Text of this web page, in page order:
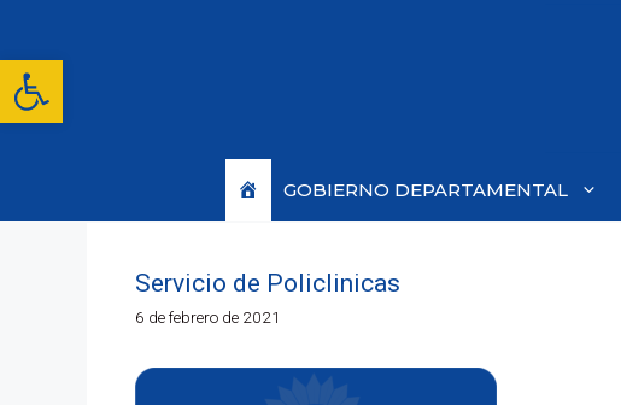
Abrir barra de herramientas
contenido
Inicio
GOBIERNO DEPARTAMENTAL
Servicio de Policlinicas
6 de febrero de 2021